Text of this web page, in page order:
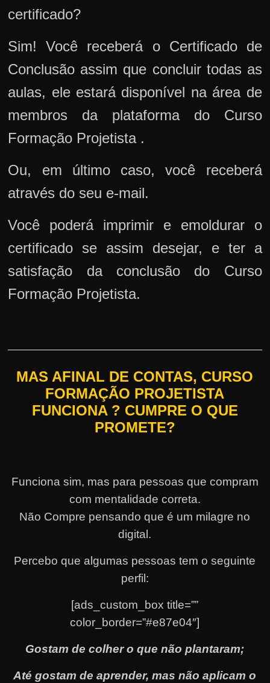
certificado?
Sim! Você receberá o Certificado de
Conclusão assim que concluir todas as
aulas, ele estará disponível na área de
membros da plataforma do Curso
Formação Projetista .
Ou, em último caso, você receberá
através do seu e-mail.
Você poderá imprimir e emoldurar o
certificado se assim desejar, e ter a
satisfação da conclusão do Curso
Formação Projetista.
MAS AFINAL DE CONTAS, CURSO
FORMAÇÃO PROJETISTA
FUNCIONA ? CUMPRE O QUE
PROMETE?
Funciona sim, mas para pessoas que compram
com mentalidade correta.
Não Compre pensando que é um milagre no
digital.
Percebo que algumas pessoas tem o seguinte
perfil:
[ads_custom_box title=””
color_border=”#e87e04″]
Gostam de colher o que não plantaram;
Até gostam de aprender, mas não aplicam o